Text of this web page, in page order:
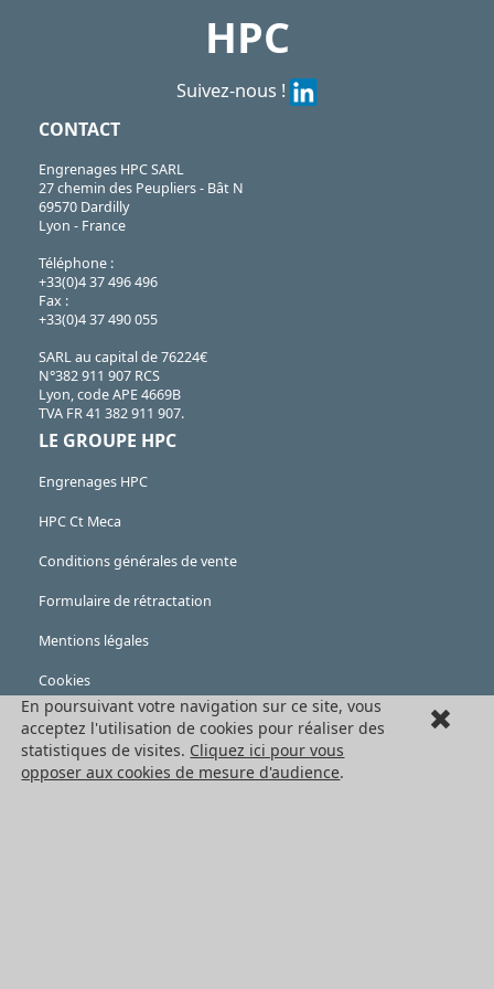
HPC
Suivez-nous !
CONTACT
Engrenages HPC SARL
27 chemin des Peupliers - Bât N
69570 Dardilly
Lyon - France
Téléphone :
+33(0)4 37 496 496
Fax :
+33(0)4 37 490 055
SARL au capital de 76224€
N°382 911 907 RCS
Lyon, code APE 4669B
TVA FR 41 382 911 907.
LE GROUPE HPC
Engrenages HPC
HPC Ct Meca
Conditions générales de vente
Formulaire de rétractation
Mentions légales
Cookies
LES PRODUITS
Eléments mécaniques
En poursuivant votre navigation sur ce site, vous
acceptez l'utilisation de cookies pour réaliser des
statistiques de visites. Cliquez ici pour vous
opposer aux cookies de mesure d'audience.